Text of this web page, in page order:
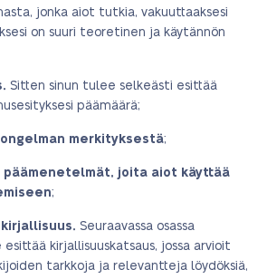
jonka aiot tutkia, vakuuttaaksesi
on suuri teoretinen ja käytännön
Sitten sinun tulee selkeästi esittää
päämäärä;
merkityksestä;
päämenetelmät, joita aiot käyttää
;
Seuraavassa osassa
kirjallisuuskatsaus, jossa arvioit
tarkkoja ja relevantteja löydöksiä,